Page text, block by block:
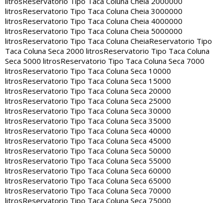
litrosReservatorio Tipo Taca Coluna Cheia 3000000
litrosReservatorio Tipo Taca Coluna Cheia 4000000
litrosReservatorio Tipo Taca Coluna Cheia 5000000
litrosReservatorio Tipo Taca Coluna CheiaReservatorio Tipo
Taca Coluna Seca 2000 litrosReservatorio Tipo Taca Coluna
Seca 5000 litrosReservatorio Tipo Taca Coluna Seca 7000
litrosReservatorio Tipo Taca Coluna Seca 10000
litrosReservatorio Tipo Taca Coluna Seca 15000
litrosReservatorio Tipo Taca Coluna Seca 20000
litrosReservatorio Tipo Taca Coluna Seca 25000
litrosReservatorio Tipo Taca Coluna Seca 30000
litrosReservatorio Tipo Taca Coluna Seca 35000
litrosReservatorio Tipo Taca Coluna Seca 40000
litrosReservatorio Tipo Taca Coluna Seca 45000
litrosReservatorio Tipo Taca Coluna Seca 50000
litrosReservatorio Tipo Taca Coluna Seca 55000
litrosReservatorio Tipo Taca Coluna Seca 60000
litrosReservatorio Tipo Taca Coluna Seca 65000
litrosReservatorio Tipo Taca Coluna Seca 70000
litrosReservatorio Tipo Taca Coluna Seca 75000